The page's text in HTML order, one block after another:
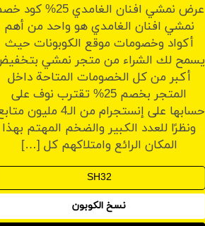
عرض نمشي افنان الغامدي 25%
نمشي افنان الغامدي هو واحد من أهم
أكواد وخصومات موقع الكوبونات حيث
يسمح لك الشراء من متجر نمشي
أكبر من كل الخصومات المتاحة داخل
المتجر بخصم 25% تقترب نوف على
حسابها على إنستجرام من الـ4 مليون
ونظرًا للعدد الكبير والضخم المهتم بهذا
المكان الرائع وامتلاكهم كل […]
نسخ الكوبون